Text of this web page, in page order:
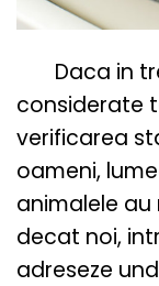
Daca in
considerate
verificarea
oameni,
animalele au
decat noi,
adreseze